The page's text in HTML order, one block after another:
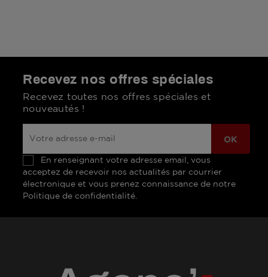
Recevez nos offres spéciales
Recevez toutes nos offres spéciales et
nouveautés !
En renseignant votre adresse email, vous
acceptez de recevoir nos actualités par courrier
électronique et vous prenez connaissance de notre
Politique de confidentialité.